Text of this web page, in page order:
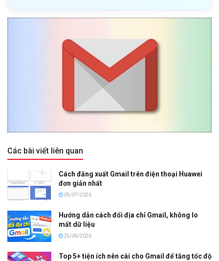
Các bài viết liên quan
Cách đăng xuất Gmail trên điện thoại Huawei
đơn giản nhất
05/07/2026
Hướng dẫn cách đổi địa chỉ Gmail, không lo
mất dữ liệu
25/06/2026
Top 5+ tiện ích nên cài cho Gmail để tăng tốc độ